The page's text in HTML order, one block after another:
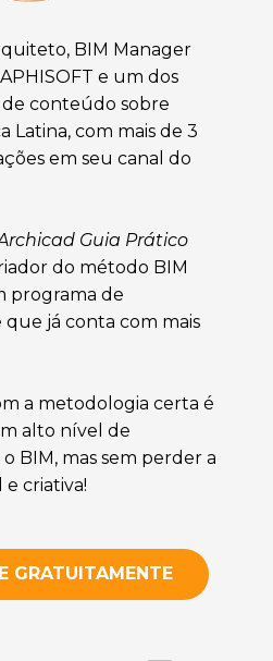
BIM Manager
e um dos
de conteúdo sobre
Latina, com mais de 3
em seu canal do
Guia Prático
do método BIM
programa de
já conta com mais
a metodologia certa é
alto nível de
BIM, mas sem perder a
criativa!
GRATUITAMENTE